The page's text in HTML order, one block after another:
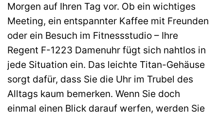
Morgen auf Ihren Tag vor. Ob ein wichtiges
Meeting, ein entspannter Kaffee mit Freunden
oder ein Besuch im Fitnessstudio – Ihre
Regent F-1223 Damenuhr fügt sich nahtlos in
jede Situation ein. Das leichte Titan-Gehäuse
sorgt dafür, dass Sie die Uhr im Trubel des
Alltags kaum bemerken. Wenn Sie doch
einmal einen Blick darauf werfen, werden Sie